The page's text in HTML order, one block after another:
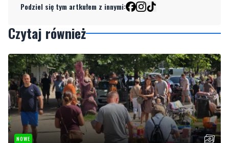
Podziel się tym artkułem z innymi:
Czytaj również
NOWE